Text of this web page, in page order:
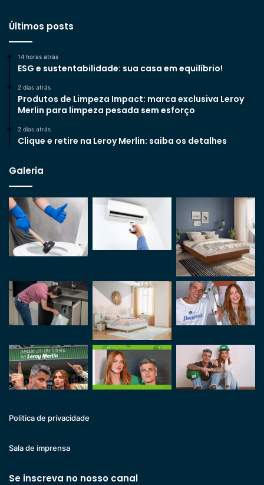
Últimos posts
14 horas atrás
ESG e sustentabilidade: sua casa em equilíbrio!
2 dias atrás
Produtos de Limpeza Impact: marca exclusiva Leroy
Merlin para limpeza pesada sem esforço
2 dias atrás
Clique e retire na Leroy Merlin: saiba os detalhes
Galeria
Politica de privacidade
Sala de imprensa
Se inscreva no nosso canal